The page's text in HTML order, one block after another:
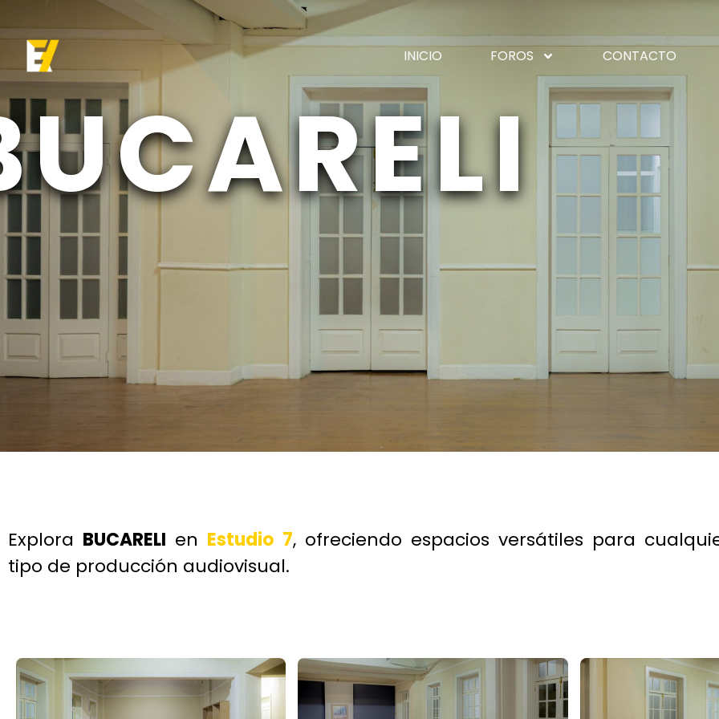
INICIO FOROS CONTACTO
Explora BUCARELI en Estudio 7, ofreciendo espacios versátiles para
tipo de producción audiovisual.